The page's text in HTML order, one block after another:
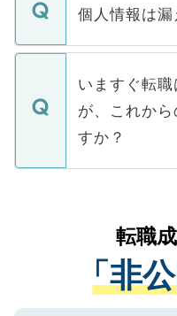
■応募殺到を避
関を公にして
に、医療機関
みを人材紹介
ています。
ん。また、仮
定を承諾する
の辞退の連絡
個人情報は漏
個人情報が漏
で、ご安心く
などで収集し
ご本人のキャ
支援を目的に
ているすべて
は、個人情報
管理基準を満
る、プライバ
いますぐ転
が、これか
すか？
かがいして、
経験をまじえ
させていただ
ない方には、
転職
「非